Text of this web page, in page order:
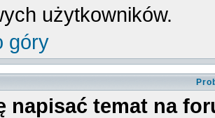
użytkowników.
góry
napisać temat na